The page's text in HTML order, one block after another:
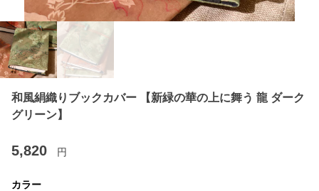
和風絹織りブックカバー 【新緑の華の上に舞う 龍 ダーク
グリーン】
5,820 円
カラー